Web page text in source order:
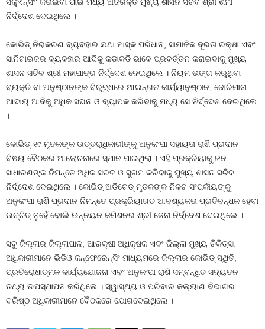
ନିର୍ଦ୍ଦେଶ ଦେଇଥିଲେ ।
କୋଭିଡ୍ ନିରାକରଣ ବ୍ୟବହାର ଯଥା ମାସ୍କ ପରିଧାନ, ସାମାଜିକ ଦୂରତା ରକ୍ଷା ଏବଂ
ସାନିଟାଇଜର ବ୍ୟବହାର ଆଦିକୁ କଡାକଡି ଭାବେ ପ୍ରବର୍ତ୍ତନ କରାଇବାକୁ ମୁଖ୍ୟ
ଶାସନ ସଚିବ ଶ୍ରୀ ମହାପାତ୍ର ନିର୍ଦ୍ଦେଶ ଦେଇଥିଲେ । ନିୟମ ଭଙ୍ଗ କରୁଥିବା
ବ୍ୟକ୍ତି ବା ଅନୁଷ୍ଠାନଙ୍କ ବିରୁଦ୍ଧରେ ଆଇନ୍ଗତ କାର୍ଯ୍ୟାନୁଷ୍ଠାନ, ଜୋରିମାନା
ଆଦାୟ ଆଦିକୁ ଅଧିକ ସଘନ ଓ ବ୍ୟାପକ କରିବାକୁ ମଧ୍ୟ ସେ ନିର୍ଦ୍ଦେଶ ଦେଇଥିଲେ
।
କୋଭିଡ୍-୧୯ ମୃତକଙ୍କ ଉତ୍ତରାଧିକାରୀଙ୍କୁ ଅନୁକଂପା ସହାୟତା ରାଶି ପ୍ରଦାନ
ବିଷୟ ବୈଠକର ଆଲୋଚନାରେ ସ୍ଥାନ ପାଇଥିଲା । ଏହି ପ୍ରକ୍ରିୟାକୁ ଜନ
ସାଧାରଣଙ୍କ ନିମନ୍ତେ ଅଧିକ ସରଳ ଓ ସୁଗମ କରିବାକୁ ମୁଖ୍ୟ ଶାସନ ସଚିବ
ନିର୍ଦ୍ଦେଶ ଦେଇଥିଲେ । କୋଭିଡ୍ ଅଡିଟେଡ୍ ମୃତକଙ୍କ ନିକଟ ସଂପର୍କୀୟଙ୍କୁ
ଅନୁକଂପା ରାଶି ପ୍ରଦାନ ନିମନ୍ତେ ପ୍ରକ୍ରିୟାଗତ ଆବଶ୍ୟକତା ପ୍ରତିବନ୍ଧକ ହେବା
ଉଚ୍ଚିତ୍ ନୁହେଁ ବୋଲି ଉନ୍ନୟନ କମିଶନର ଶ୍ରୀ ଜେନା ନିର୍ଦ୍ଦେଶ ଦେଇଥିଲେ ।
ସବୁ ଜିଲ୍ଲାର ଜିଲ୍ଲାପାଳ, ଆରକ୍ଷୀ ଅଧିକ୍ଷକ ଏବଂ ଜିଲ୍ଲା ମୁଖ୍ୟ ଚିକିତ୍ସା
ଅଧିକାରୀମାନେ ଭିଡିଓ କନ୍ଫେରେନ୍ସିଂ ମାଧ୍ୟମରେ ଜିଲ୍ଲାର କୋଭିଡ୍ ସ୍ଥିତି,
ପ୍ରତିରୋଧାତ୍ମକ କାର୍ଯ୍ୟଯୋଜନା ଏବଂ ଅନୁକଂପା ରାଶି ସମ୍ବନ୍ଧିତ ସଦ୍ୟତନ
ତଥ୍ୟ ଉପସ୍ଥାପନ କରିଥିଲେ । ସ୍ୱାସ୍ଥ୍ୟ ଓ ପରିବାର କଲ୍ୟାଣ ବିଭାଗର
ବରିଷ୍ଠ ଅଧିକାରୀମାନେ ବୈଠକରେ ଯୋଗଦେଇଥିଲେ ।